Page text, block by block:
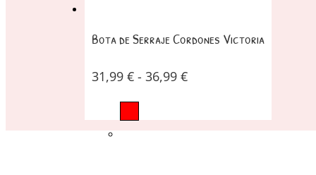
Bota de Serraje Cordones Victoria
31,99 € - 36,99 €